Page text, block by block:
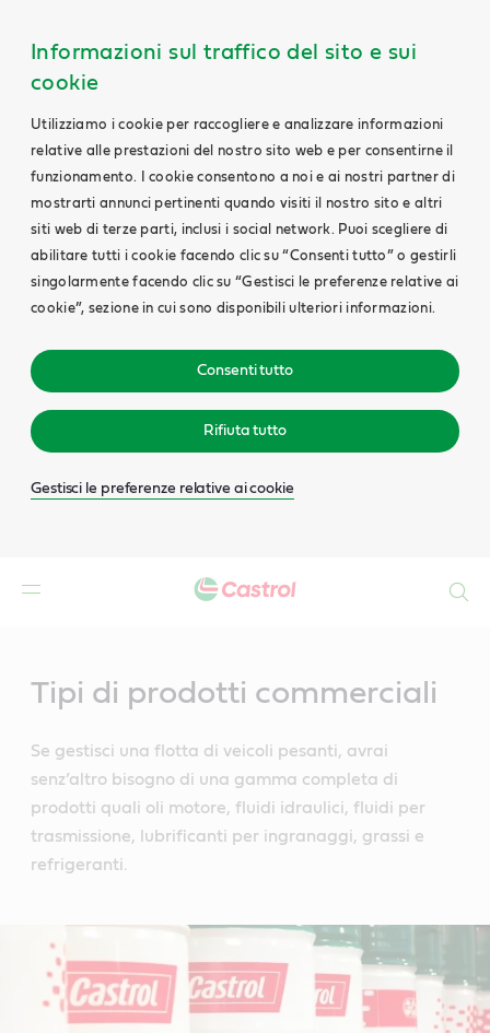
Informazioni sul traffico del sito e sui
cookie
Utilizziamo i cookie per raccogliere e analizzare informazioni
relative alle prestazioni del nostro sito web e per consentirne il
funzionamento. I cookie consentono a noi e ai nostri partner di
mostrarti annunci pertinenti quando visiti il nostro sito e altri
siti web di terze parti, inclusi i social network. Puoi scegliere di
abilitare tutti i cookie facendo clic su “Consenti tutto” o gestirli
singolarmente facendo clic su “Gestisci le preferenze relative ai
cookie”, sezione in cui sono disponibili ulteriori informazioni.
Consenti tutto
Rifiuta tutto
Gestisci le preferenze relative ai cookie
Tipi di prodotti commerciali
Se gestisci una flotta di veicoli pesanti, avrai
senz’altro bisogno di una gamma completa di
prodotti quali oli motore, fluidi idraulici, fluidi per
trasmissione, lubrificanti per ingranaggi, grassi e
refrigeranti.